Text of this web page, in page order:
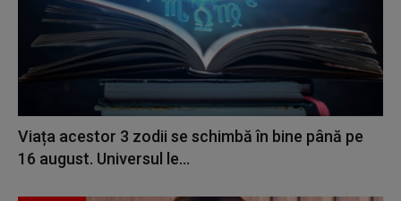
Viața acestor 3 zodii se schimbă în bine până pe
16 august. Universul le...